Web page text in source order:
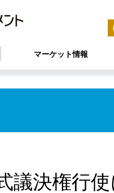
マーケット情報
議決権行